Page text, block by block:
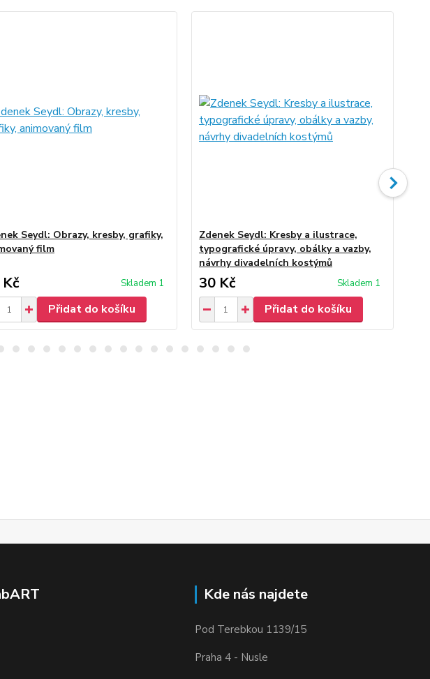
Seydl: Obrazy, kresby, grafiky,
film
Skladem 1
Přidat do košíku
Zdenek Seydl: Kresby a ilustrace,
typografické úpravy, obálky a vazby,
návrhy divadelních kostýmů
30 Kč Skladem 1
Přidat do košíku
Kde nás najdete
Pod Terebkou 1139/15
Praha 4 - Nusle